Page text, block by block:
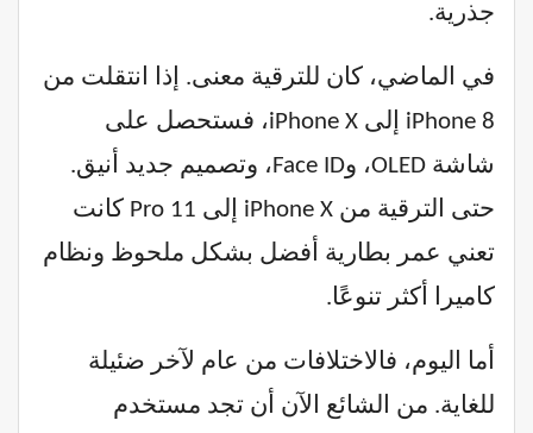
جذرية.
في الماضي، كان للترقية معنى. إذا انتقلت من
iPhone 8 إلى iPhone X، فستحصل على
شاشة OLED، وFace ID، وتصميم جديد أنيق.
حتى الترقية من iPhone X إلى 11 Pro كانت
تعني عمر بطارية أفضل بشكل ملحوظ ونظام
كاميرا أكثر تنوعًا.
أما اليوم، فالاختلافات من عام لآخر ضئيلة
للغاية. من الشائع الآن أن تجد مستخدم